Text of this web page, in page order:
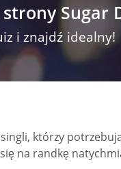
strony Sugar
i znajdź idealny!
którzy
na randkę